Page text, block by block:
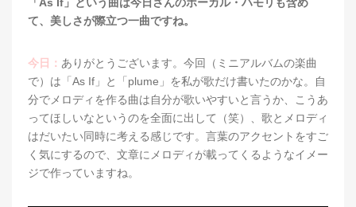
て、美しさが際立つ一曲ですね。
今日： ありがとうございます。今回（ミニアルバムの楽曲
で）は「As If」と「plume」を私が歌だけ書いたのかな。自
分でメロディを作る曲は自分が歌いやすいと言うか、こうあ
ってほしいなというのを全面に出して（笑）、歌とメロディ
はだいたい同時に考える感じです。言葉のアクセントをすご
く気にするので、文章にメロディが載ってくるようなイメー
ジで作っていますね。